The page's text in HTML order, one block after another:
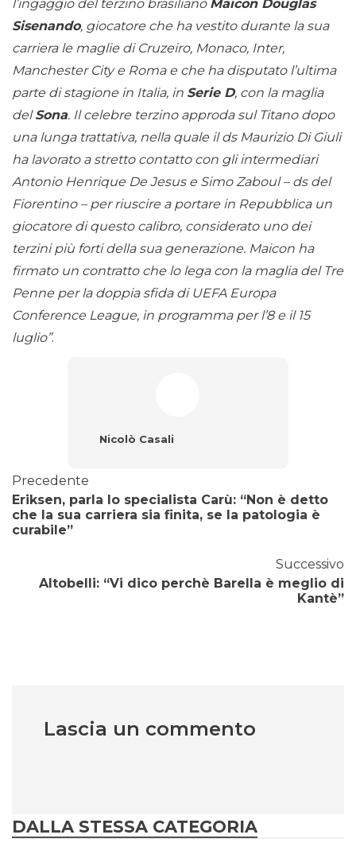
l’ingaggio del terzino brasiliano Maicon Douglas
Sisenando, giocatore che ha vestito durante la sua
carriera le maglie di Cruzeiro, Monaco, Inter,
Manchester City e Roma e che ha disputato l’ultima
parte di stagione in Italia, in Serie D, con la maglia
delSona. Il celebre terzino approda sul Titano dopo
una lunga trattativa, nella quale il ds Maurizio Di Giuli
ha lavorato a stretto contatto con gli intermediari
Antonio Henrique De Jesus e Simo Zaboul – ds del
Fiorentino – per riuscire a portare in Repubblica un
giocatore di questo calibro, considerato uno dei
terzini più forti della sua generazione. Maicon ha
firmato un contratto che lo lega con la maglia del Tre
Penne per la doppia sfida di UEFA Europa
Conference League, in programma per l’8 e il 15
luglio”.
Nicolò Casali
Precedente
Eriksen, parla lo specialista Carù: “Non è detto
che la sua carriera sia finita, se la patologia è
curabile”
Successivo
Altobelli: “Vi dico perchè Barella è meglio di
Kantè”
Lascia un commento
DALLA STESSA CATEGORIA